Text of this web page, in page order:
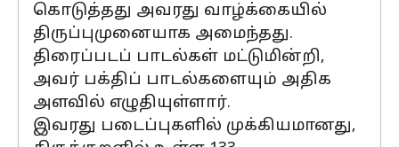
கொடுத்தது அவரது வாழ்க்கையில்
திருப்புமுனையாக அமைந்தது.
திரைப்படப் பாடல்கள் மட்டுமின்றி,
அவர் பக்திப் பாடல்களையும் அதிக
அளவில் எழுதியுள்ளார்.
இவரது படைப்புகளில் முக்கியமானது,